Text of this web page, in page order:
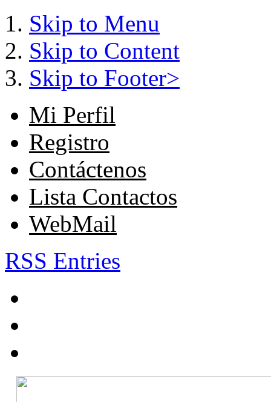
Skip to Menu
Skip to Content
Skip to Footer>
Mi Perfil
Registro
Contáctenos
Lista Contactos
WebMail
RSS Entries